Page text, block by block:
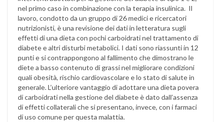
nel primo caso in combinazione con la terapia insulinica. Il
lavoro, condotto da un gruppo di 26 medici e ricercatori
nutrizionisti, è una revisione dei dati in letteratura sugli
effetti di una dieta con pochi carboidrati nel trattamento di
diabete e altri disturbi metabolici. I dati sono riassunti in 12
punti e si contrappongono al fallimento che dimostrano le
diete a basso contenuto di grassi nel migliorare condizioni
quali obesità, rischio cardiovascolare e lo stato di salute in
generale. L’ulteriore vantaggio di adottare una dieta povera
di carboidrati nella gestione del diabete è dato dall’assenza
di effetti collaterali che si presentano, invece, con i farmaci
di uso comune per questa malattia.